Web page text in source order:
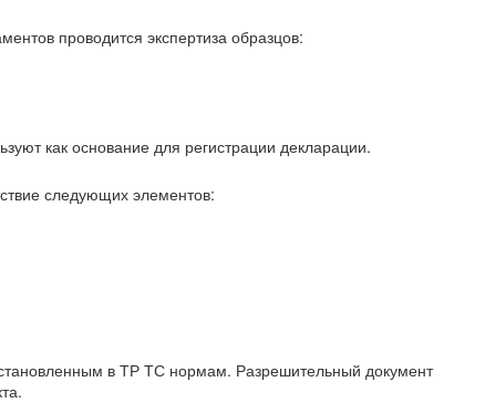
проводится экспертиза образцов:
как основание для регистрации декларации.
следующих элементов:
в ТР ТС нормам. Разрешительный документ